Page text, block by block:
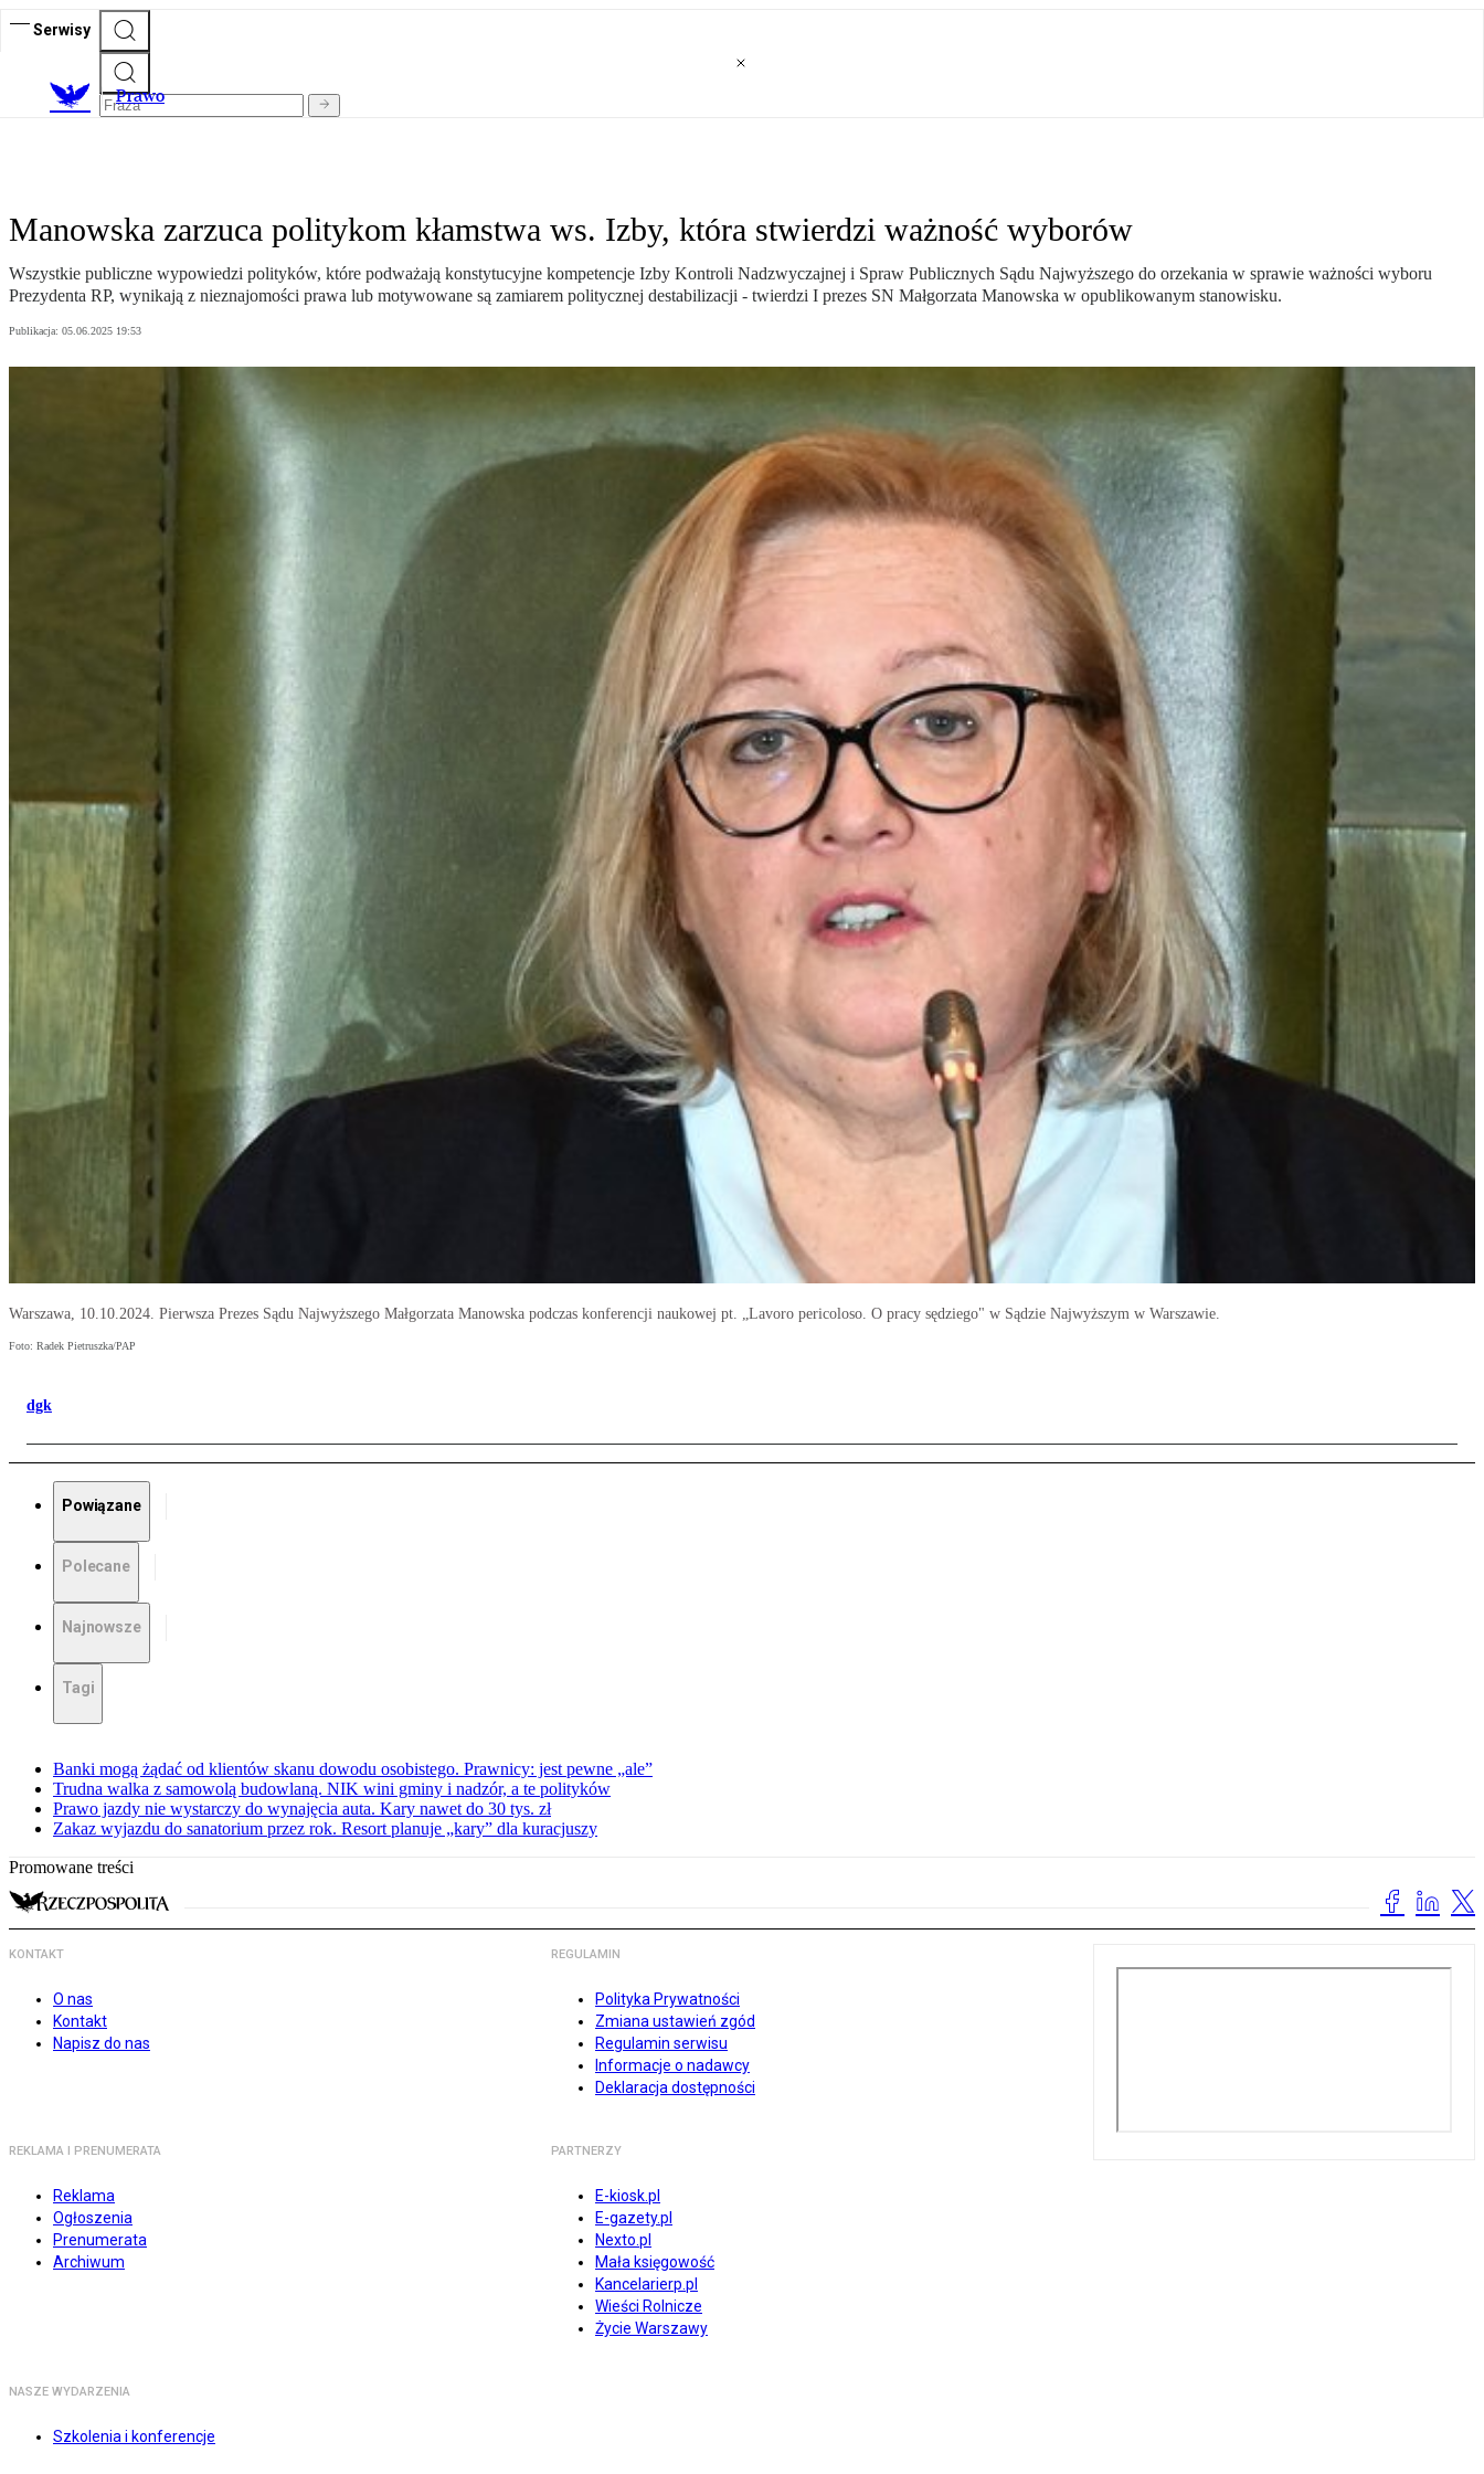
Serwisy
Prawo
Manowska zarzuca politykom kłamstwa ws. Izby, która stwierdzi ważność wyborów
Wszystkie publiczne wypowiedzi polityków, które podważają konstytucyjne kompetencje Izby Kontroli Nadzwyczajnej i Spraw Publicznych Sądu Najwyższego do orzekania w sprawie ważności wyboru
Prezydenta RP, wynikają z nieznajomości prawa lub motywowane są zamiarem politycznej destabilizacji - twierdzi I prezes SN Małgorzata Manowska w opublikowanym stanowisku.
Publikacja: 05.06.2025 19:53
Warszawa, 10.10.2024. Pierwsza Prezes Sądu Najwyższego Małgorzata Manowska podczas konferencji naukowej pt. „Lavoro pericoloso. O pracy sędziego" w Sądzie Najwyższym w Warszawie.
Foto: Radek Pietruszka/PAP
dgk
Powiązane
Polecane
Najnowsze
Tagi
Banki mogą żądać od klientów skanu dowodu osobistego. Prawnicy: jest pewne „ale”
Trudna walka z samowolą budowlaną. NIK wini gminy i nadzór, a te polityków
Prawo jazdy nie wystarczy do wynajęcia auta. Kary nawet do 30 tys. zł
Zakaz wyjazdu do sanatorium przez rok. Resort planuje „kary” dla kuracjuszy
Promowane treści
KONTAKT
O nas
Kontakt
Napisz do nas
REGULAMIN
Polityka Prywatności
Zmiana ustawień zgód
Regulamin serwisu
Informacje o nadawcy
Deklaracja dostępności
REKLAMA I PRENUMERATA
Reklama
Ogłoszenia
Prenumerata
Archiwum
PARTNERZY
E-kiosk.pl
E-gazety.pl
Nexto.pl
Mała księgowość
Kancelarierp.pl
Wieści Rolnicze
Życie Warszawy
NASZE WYDARZENIA
Szkolenia i konferencje